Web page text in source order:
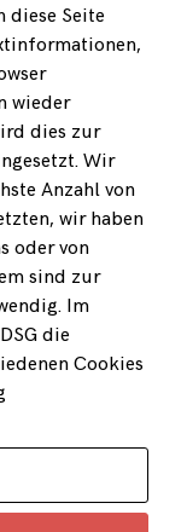
ein Plus für
werden.
SIE SICH
des Raums und
und Orten
weiter und macht
Vernetzung in
angelegt.
sondern macht sie
im Bild.
diese Seite
wieder
dies zur
Wir
Anzahl von
wir haben
oder von
sind zur
Im
die
Cookies